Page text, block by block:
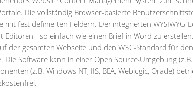
Die vollständig Browser-basierte
fest definierten Feldern. Der integrierten WYSIWYG-
- so einfach wie einen Brief in Word zu
der gesamten Webseite und den W3C-Standard für
Die Software kann in einer Open Source-Umgebung
(z.B. Windows NT, IIS, BEA, Weblogic, Oracle)